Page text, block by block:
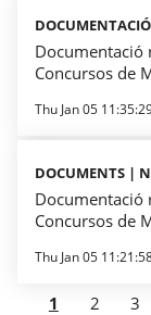
Documentació
Concursos de
Thu Jan 05
DOCUMENTS |
Documentació
Concursos de
Thu Jan 05
1 2 3